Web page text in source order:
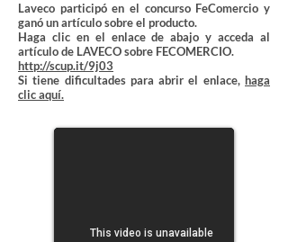
Laveco participó en el concurso FeComercio y
ganó un artículo sobre el producto.
Haga clic en el enlace de abajo y acceda al
artículo de LAVECO sobre FECOMERCIO.
http://scup.it/9j03
Si tiene dificultades para abrir el enlace, haga
clic aquí.